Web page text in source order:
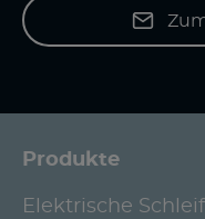
Produkte
Elektrische